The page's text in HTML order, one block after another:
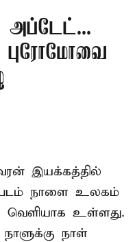
அப்டேட்...
புரோமோவை
இயக்கத்தில்
நாளை உலகம்
வெளியாக உள்ளது.
நாளுக்கு நாள்